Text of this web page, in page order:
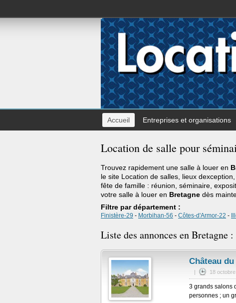
Accueil Entreprises et organisations
Location de salle pour
Trouvez rapidement une salle à louer en
le site Location de salles, lieux
fête de famille : réunion, séminaire,
votre salle à louer en Bretagne dès
Filtre par département :
Finistère-29 - Morbihan-56 - Côtes-d'Armor-22 -
Liste des annonces en Bretagne :
Château
| 18
3 grands salons
personnes ; un